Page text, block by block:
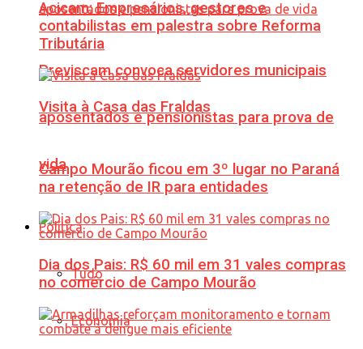
Previscam convoca servidores municipais
aposentados e pensionistas para prova de
vida
Política
Tudo
Economia
Acicam: Empresários, gestores e
contabilistas em palestra sobre Reforma
Tributária
Visita à Casa das Fraldas
Campo Mourão ficou em 3º lugar no Paraná
na retenção de IR para entidades
Dia dos Pais: R$ 60 mil em 31 vales compras
no comércio de Campo Mourão